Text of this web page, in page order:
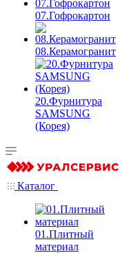
07.Гофрокартон
08.Керамогранит
20.Фурнитура
SAMSUNG
(Корея)
Каталог
01.Плитный
материал